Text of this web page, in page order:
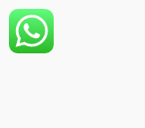
Zum
Inhalt